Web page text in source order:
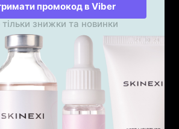
Полная версия сайта
Карта сайта
© 2019—2026
SKINEXI®
ЕГРПОУ: 3628409384